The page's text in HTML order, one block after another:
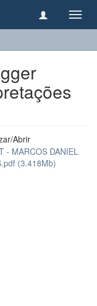
Abrir
- MARCOS DANIEL
(3.418Mb)